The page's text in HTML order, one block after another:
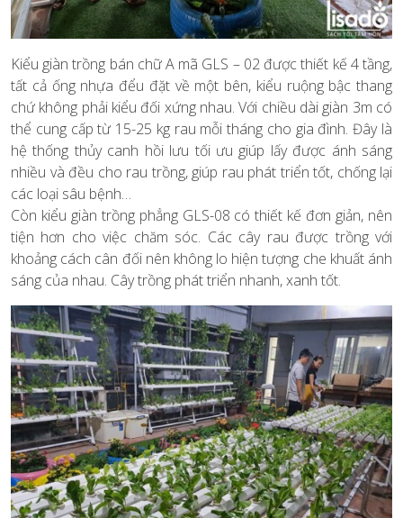
Kiểu giàn trồng bán chữ A mã GLS – 02 được thiết kế 4 tầng,
tất cả ống nhựa đểu đặt về một bên, kiểu ruộng bậc thang
chứ không phải kiểu đối xứng nhau. Với chiều dài giàn 3m có
thể cung cấp từ 15-25 kg rau mỗi tháng cho gia đình. Đây là
hệ thống thủy canh hồi lưu tối ưu giúp lấy được ánh sáng
nhiều và đều cho rau trồng, giúp rau phát triển tốt, chống lại
các loại sâu bệnh…
Còn kiểu giàn trồng phẳng GLS-08 có thiết kế đơn giản, nên
tiện hơn cho việc chăm sóc. Các cây rau được trồng với
khoảng cách cân đối nên không lo hiện tượng che khuất ánh
sáng của nhau. Cây trồng phát triển nhanh, xanh tốt.